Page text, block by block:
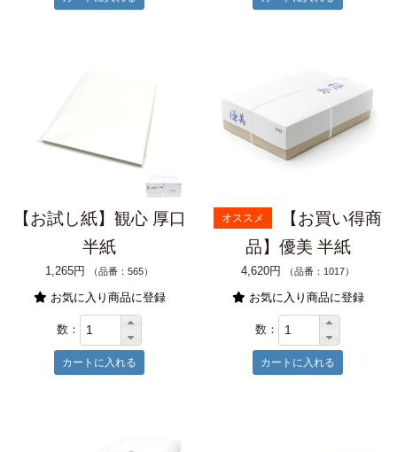
【お試し紙】観心 厚口
半紙
1,265円 （品番：565）
お気に入り商品に登録
数：
オススメ
【お買い得商
品】優美 半紙
4,620円 （品番：1017）
お気に入り商品に登録
数：